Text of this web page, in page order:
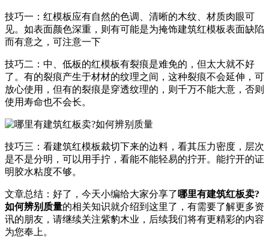
技巧一：红模板应有自然的色调、清晰的木纹、材质肉眼可
见。如表面颜色深重，则有可能是为掩饰建筑红模板表面缺陷
而有意之，可注意一下
技巧二：中、低板的红模板有裂痕是难免的，但太大就不好
了。有的裂痕产生于材材的纹理之间，这种裂痕不会延伸，可
放心使用，但有的裂痕是穿透纹理的，则千万不能大意，否则
使用寿命也不会长。
技巧三：看建筑红模板裁切下来的边料，看其压力密度，层次
是不是分明，可以用手拧，看能不能轻易的拧开。能拧开的证
明胶水粘度不够。
文章总结：好了，今天小编给大家分享了 哪里有建筑红板卖?
如何辨别质量的相关知识就介绍到这里了，有需要了解更多资
讯的朋友，请继续关注紫豹木业，后续我们将有更精彩的内容
为您奉上。